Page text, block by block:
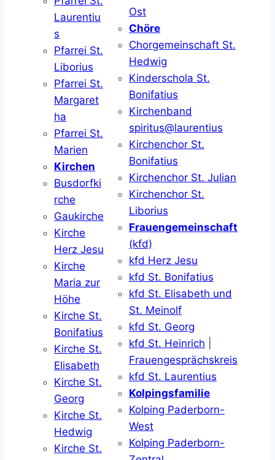
Laurentiu
s
Pfarrei St.
Liborius
Pfarrei St.
Margaret
ha
Pfarrei St.
Marien
Kirchen
Busdorfki
rche
Gaukirche
Kirche
Herz Jesu
Kirche
Maria zur
Höhe
Kirche St.
Bonifatius
Kirche St.
Elisabeth
Kirche St.
Georg
Kirche St.
Hedwig
Kirche St.
Ost
Chöre
Chorgemeinschaft St.
Hedwig
Kinderschola St.
Bonifatius
Kirchenband
spiritus@laurentius
Kirchenchor St.
Bonifatius
Kirchenchor St. Julian
Kirchenchor St.
Liborius
Frauengemeinschaft
(kfd)
kfd Herz Jesu
kfd St. Bonifatius
kfd St. Elisabeth und
St. Meinolf
kfd St. Georg
kfd St. Heinrich
Frauengesprächskreis
kfd St. Laurentius
Kolpingsfamilie
Kolping Paderborn-
West
Kolping Paderborn-